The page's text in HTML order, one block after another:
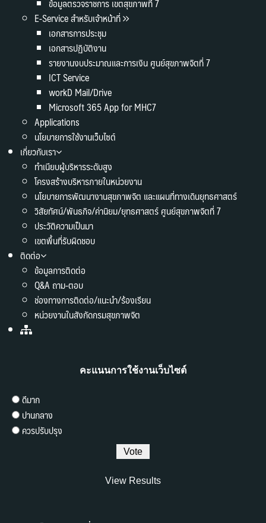
ข้อมูลตรวจราชการ เขตสุขภาพที่ 7
E-Service สำหรับเจ้าหน้าที่
เอกสารการประชุม
เอกสารปฏิบัติงาน
รายงานงบประมาณและการเงิน ศูนย์สุขภาพจิตที่ 7
ICT Service
workD Mail/Drive
Microsoft 365 App for MHC7
Applications
นโยบายการใช้งานเว็บไซต์
เกี่ยวกับเรา
ทำเนียบผู้บริหารระดับสูง
โครงสร้างบริหารภายในหน่วยงาน
นโยบายการพัฒนางานสุขภาพจิต และแผนที่ทางเดินยุทธศาสตร์
วิสัยทัศน์/พันธกิจ/ค่านิยม/ยุทธศาสตร์ ศูนย์สุขภาพจิตที่ 7
ประวัติความเป็นมา
เขตพื้นที่รับผิดชอบ
ติดต่อ
ข้อมูลการติดต่อ
Q&A ถาม-ตอบ
ช่องทางการติดต่อ/แนะนำ/ร้องเรียน
หน่วยงานในสังกัดกรมสุขภาพจิต
คะแนนการใช้งานเว็บไซต์
ดีมาก
ปานกลาง
ควรปรับปรุง
View Results